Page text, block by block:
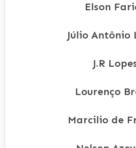
Elson
Júlio Antônio
J.R
Lourenço
Marcilio de